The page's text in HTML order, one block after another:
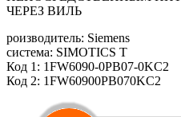
ЧЕРЕЗ ВИЛЬ
роизводитель: Siemens
система: SIMOTICS T
Код 1: 1FW6090-0PB07-0KC2
Код 2: 1FW60900PB070KC2